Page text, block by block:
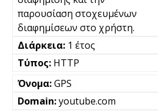
παρουσίαση στοχευμένων
διαφημίσεων στο χρήστη.
1 έτος
HTTP
GPS
youtube.com